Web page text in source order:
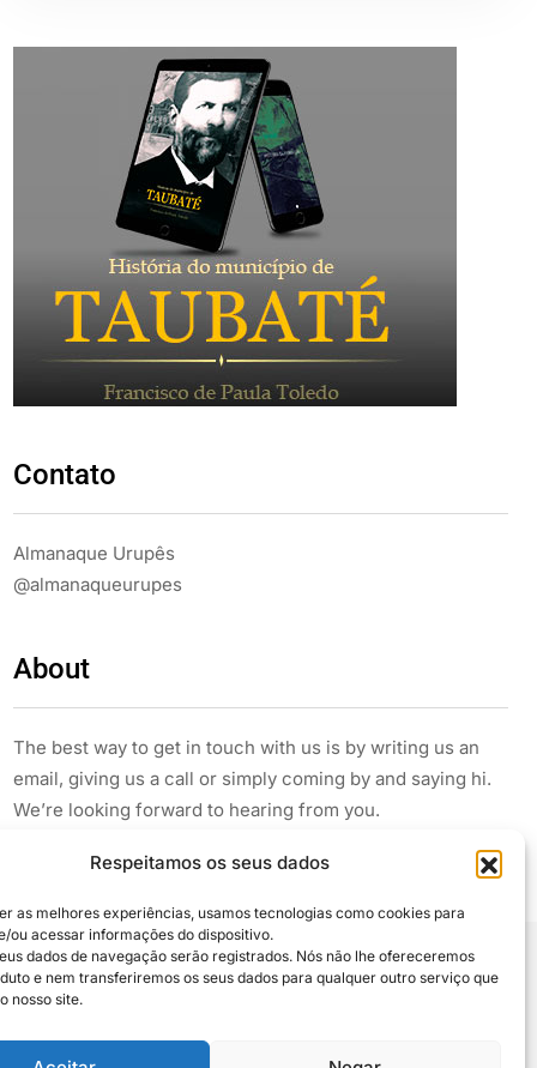
Respeitamos os seus dados
as melhores experiências, usamos tecnologias como cookies para
ou acessar informações do dispositivo.
dados de navegação serão registrados. Nós não lhe ofereceremos
e nem transferiremos os seus dados para qualquer outro serviço que
nosso site.
Contato
Almanaque Urupês
@almanaqueurupes
About
The best way to get in touch with us is by writing us an
email, giving us a call or simply coming by and saying hi.
We’re looking forward to hearing from you.